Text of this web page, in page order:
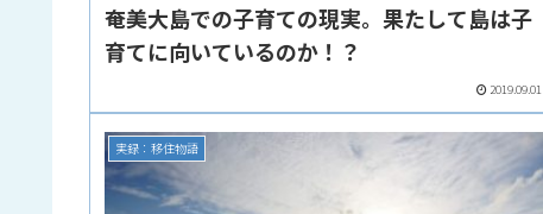
奄美大島での子育ての現実。果たして島は子
育てに向いているのか！？
2019.09.01
実録：移住物語